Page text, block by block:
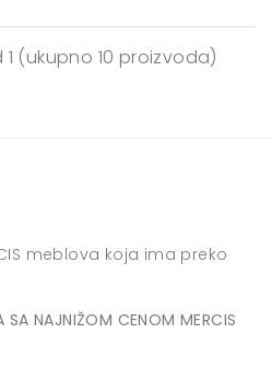
(ukupno 10 proizvoda)
meblova koja ima preko
SA NAJNIŽOM CENOM MERCIS